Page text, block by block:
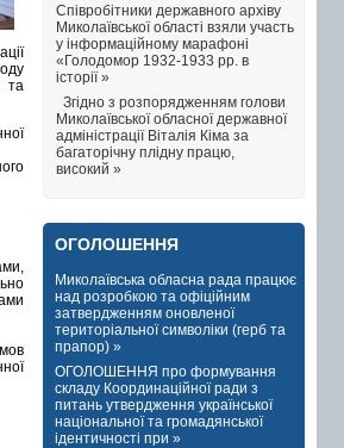
та
Співробітники державного архіву
Миколаївської області взяли участь
у інформаційному марафоні
«Голодомор 1932-1933 рр. в
історії »
Згідно з розпорядженням голови
Миколаївської обласної державної
адміністрації Віталія Кіма за
багаторічну плідну працю,
високий »
ОГОЛОШЕННЯ
Миколаївська обласна рада працює
над розробкою та офіційним
затвердженням оновленої
територіальної символіки (герб та
прапор) »
ОГОЛОШЕННЯ про формування
складу Координаційної ради з
питань утвердження української
національної та громадянської
ідентичності при »